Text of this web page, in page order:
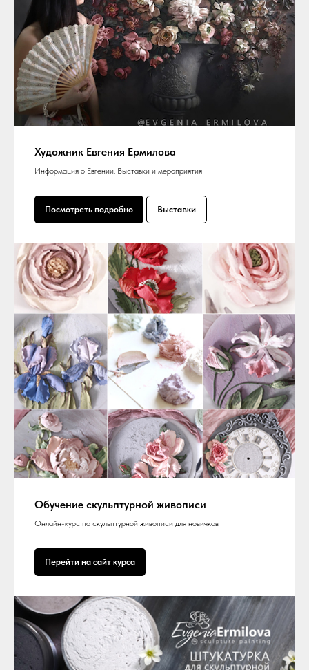
Художник Евгения Ермилова
Информация о Евгении. Выставки и мероприятия
Посмотреть подробно Выставки
Обучение скульптурной живописи
Онлайн-курс по скульптурной живописи для новичков
Перейти на сайт курса